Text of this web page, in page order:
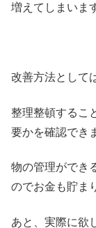
増えてしまいま
改善方法として
整理整頓するこ
要かを確認でき
物の管理ができ
のでお金も貯ま
あと、実際に欲